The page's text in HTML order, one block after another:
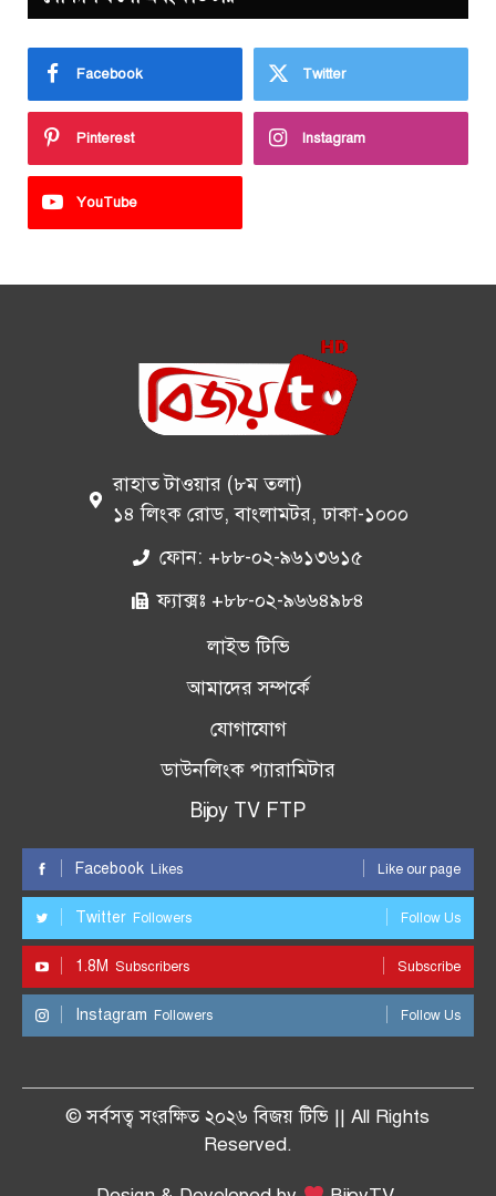
Facebook Twitter
Pinterest Instagram
YouTube
রাহাত টাওয়ার (৮ম তলা)
১৪ লিংক রোড, বাংলামটর, ঢাকা-১০০০
ফোন: +৮৮-০২-৯৬১৩৬১৫
ফ্যাক্সঃ +৮৮-০২-৯৬৬৪৯৮৪
লাইভ টিভি
আমাদের সম্পর্কে
যোগাযোগ
ডাউনলিংক প্যারামিটার
Bijoy TV FTP
Facebook Likes Like our page
Twitter Followers Follow Us
1.8M Subscribers Subscribe
Instagram Followers Follow Us
© সর্বসত্ব সংরক্ষিত ২০২৬ বিজয় টিভি || All Rights
Reserved.